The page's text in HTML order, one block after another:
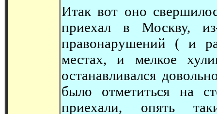
Итак вот оно
приехал в Москву,
правонарушений ( и
местах, и мелкое
останавливался
было отметиться на
приехали, опять